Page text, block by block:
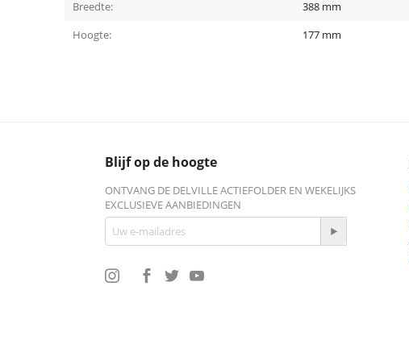
Breedte:
388 mm
Hoogte:
177 mm
Blijf op de hoogte
ONTVANG DE DELVILLE ACTIEFOLDER EN WEKELIJKS
EXCLUSIEVE AANBIEDINGEN